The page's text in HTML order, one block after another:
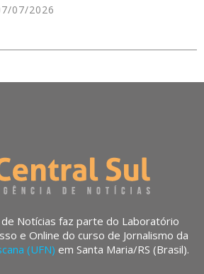
07/2026
de Notícias faz parte do Laboratório
e Online do curso de Jornalismo da
(UFN) em Santa Maria/RS (Brasil).